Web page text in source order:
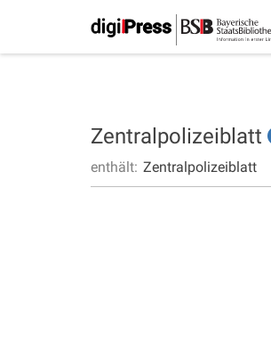
Zentralpolizeiblatt
enthält: Zentralpolizeiblatt